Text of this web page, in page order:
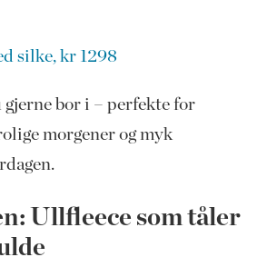
silke, kr 1298
gjerne bor i – perfekte for
morgener og myk
Ullfleece som tåler